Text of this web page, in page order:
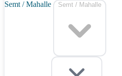
Semt / Mahalle Semt / Mahalle